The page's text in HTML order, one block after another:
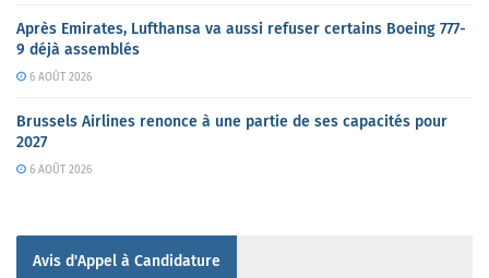
Après Emirates, Lufthansa va aussi refuser certains Boeing 777-
9 déjà assemblés
6 AOÛT 2026
Brussels Airlines renonce à une partie de ses capacités pour
2027
6 AOÛT 2026
Avis d'Appel à Candidature